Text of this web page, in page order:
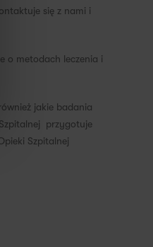
się z nami i
o metodach leczenia i
jakie badania
przygotuje
Szpitalnej